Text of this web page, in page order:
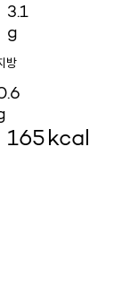
3.1
g
방
165kcal